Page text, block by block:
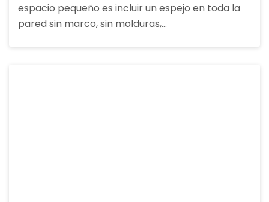
espacio pequeño es incluir un espejo en toda la
pared sin marco, sin molduras,…